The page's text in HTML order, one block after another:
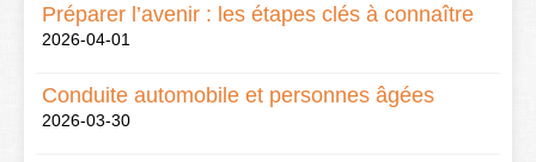
Préparer l’avenir : les étapes clés à connaître
2026-04-01
Conduite automobile et personnes âgées
2026-03-30